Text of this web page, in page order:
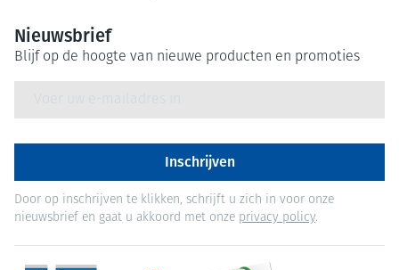
Nieuwsbrief
Blijf op de hoogte van nieuwe producten en promoties
Inschrijven
Door op inschrijven te klikken, schrijft u zich in voor onze
nieuwsbrief en gaat u akkoord met onze privacy policy.